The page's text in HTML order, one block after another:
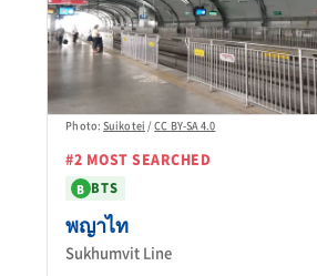
Photo:Suikotei /CC BY-SA 4.0
#2 MOST SEARCHED
B BTS
พญาไท
Sukhumvit Line